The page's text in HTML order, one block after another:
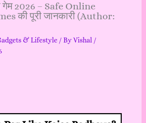
गेम 2026 – Safe Online
की पूरी जानकारी (Author:
& Lifestyle/ ByVishal /